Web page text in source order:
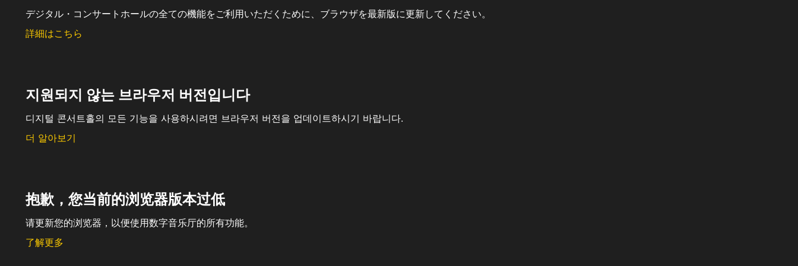
デジタル・コンサートホールの全ての機能をご利用いただくために、ブラウザを最新版に更新してください。
詳細はこちら
지원되지 않는 브라우저 버전입니다
디지털 콘서트홀의 모든 기능을 사용하시려면 브라우저 버전을 업데이트하시기 바랍니다.
더 알아보기
抱歉，您当前的浏览器版本过低
请更新您的浏览器，以便使用数字音乐厅的所有功能。
了解更多